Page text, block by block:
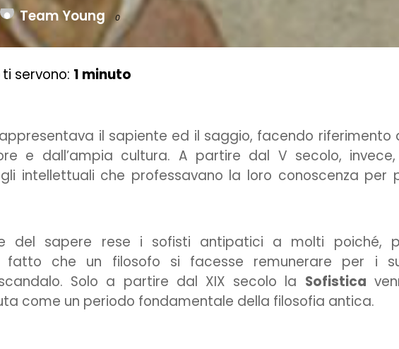
Team Young 0
servono: 1 minuto
il sapiente ed il saggio, facendo riferimento
e dall’ampia cultura. A partire dal V secolo,
intellettuali che professavano la loro conoscenza per
del sapere rese i sofisti antipatici a molti poiché,
fatto che un filosofo si facesse remunerare per i
Solo a partire dal XIX secolo la Sofistica
come un periodo fondamentale della filosofia antica.